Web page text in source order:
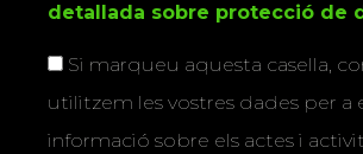
detallada sobre protecció de
Si marqueu aquesta casella,
utilitzem les vostres dades per a
informació sobre els actes i